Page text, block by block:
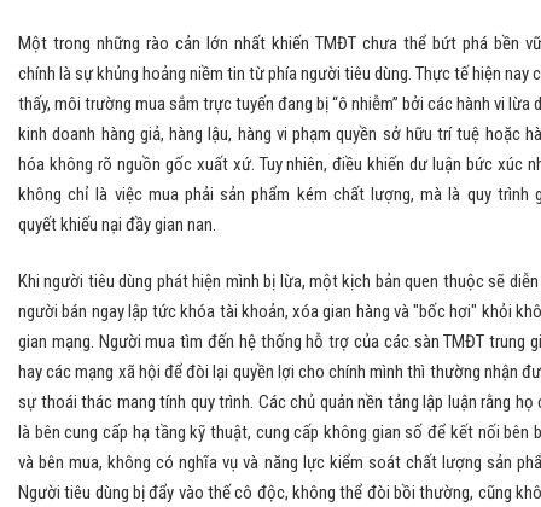
​Một trong những rào cản lớn nhất khiến TMĐT chưa thể bứt phá bền
chính là sự khủng hoảng niềm tin từ phía người tiêu dùng. Thực tế hiện nay
thấy, môi trường mua sắm trực tuyến đang bị “ô nhiễm” bởi các hành vi lừa
kinh doanh hàng giả, hàng lậu, hàng vi phạm quyền sở hữu trí tuệ hoặc
hóa không rõ nguồn gốc xuất xứ. Tuy nhiên, điều khiến dư luận bức xúc
không chỉ là việc mua phải sản phẩm kém chất lượng, mà là quy trình
quyết khiếu nại đầy gian nan.
​Khi người tiêu dùng phát hiện mình bị lừa, một kịch bản quen thuộc sẽ diễn
người bán ngay lập tức khóa tài khoản, xóa gian hàng và "bốc hơi" khỏi
gian mạng. Người mua tìm đến hệ thống hỗ trợ của các sàn TMĐT trung
hay các mạng xã hội để đòi lại quyền lợi cho chính mình thì thường nhận
sự thoái thác mang tính quy trình. Các chủ quản nền tảng lập luận rằng họ
là bên cung cấp hạ tầng kỹ thuật, cung cấp không gian số để kết nối bên
và bên mua, không có nghĩa vụ và năng lực kiểm soát chất lượng sản
Người tiêu dùng bị đẩy vào thế cô độc, không thể đòi bồi thường, cũng